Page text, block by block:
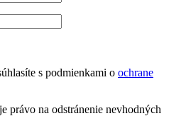
s podmienkami o ochrane
právo na odstránenie nevhodných